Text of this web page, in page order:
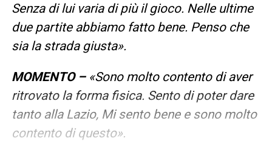
Senza di lui varia di più il gioco. Nelle ultime
due partite abbiamo fatto bene. Penso che
sia la strada giusta».
MOMENTO –«Sono molto contento di aver
ritrovato la forma fisica. Sento di poter dare
tanto alla Lazio, Mi sento bene e sono molto
contento di questo».